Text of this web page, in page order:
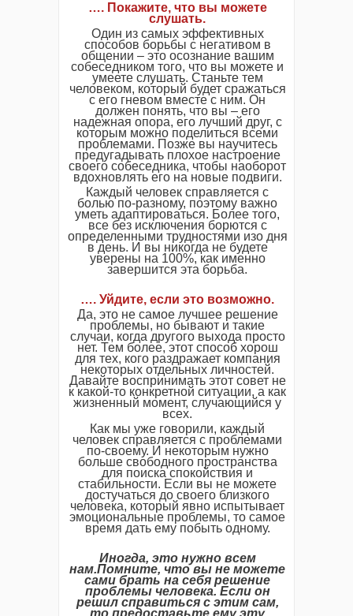
…. Покажите, что вы можете
слушать.
Один из самых эффективных
способов борьбы с негативом в
общении – это осознание вашим
собеседником того, что вы можете и
умеете слушать. Станьте тем
человеком, который будет сражаться
с его гневом вместе с ним. Он
должен понять, что вы – его
надежная опора, его лучший друг, с
которым можно поделиться всеми
проблемами. Позже вы научитесь
предугадывать плохое настроение
своего собеседника, чтобы наоборот
вдохновлять его на новые подвиги.
Каждый человек справляется с
болью по-разному, поэтому важно
уметь адаптироваться. Более того,
все без исключения борются с
определенными трудностями изо дня
в день. И вы никогда не будете
уверены на 100%, как именно
завершится эта борьба.
…. Уйдите, если это возможно.
Да, это не самое лучшее решение
проблемы, но бывают и такие
случаи, когда другого выхода просто
нет. Тем более, этот способ хорош
для тех, кого раздражает компания
некоторых отдельных личностей.
Давайте воспринимать этот совет не
к какой-то конкретной ситуации, а как
жизненный момент, случающийся у
всех.
Как мы уже говорили, каждый
человек справляется с проблемами
по-своему. И некоторым нужно
больше свободного пространства
для поиска спокойствия и
стабильности. Если вы не можете
достучаться до своего близкого
человека, который явно испытывает
эмоциональные проблемы, то самое
время дать ему побыть одному.
Иногда, это нужно всем
нам.Помните, что вы не можете
сами брать на себя решение
проблемы человека. Если он
решил справиться с этим сам,
то предоставьте ему эту